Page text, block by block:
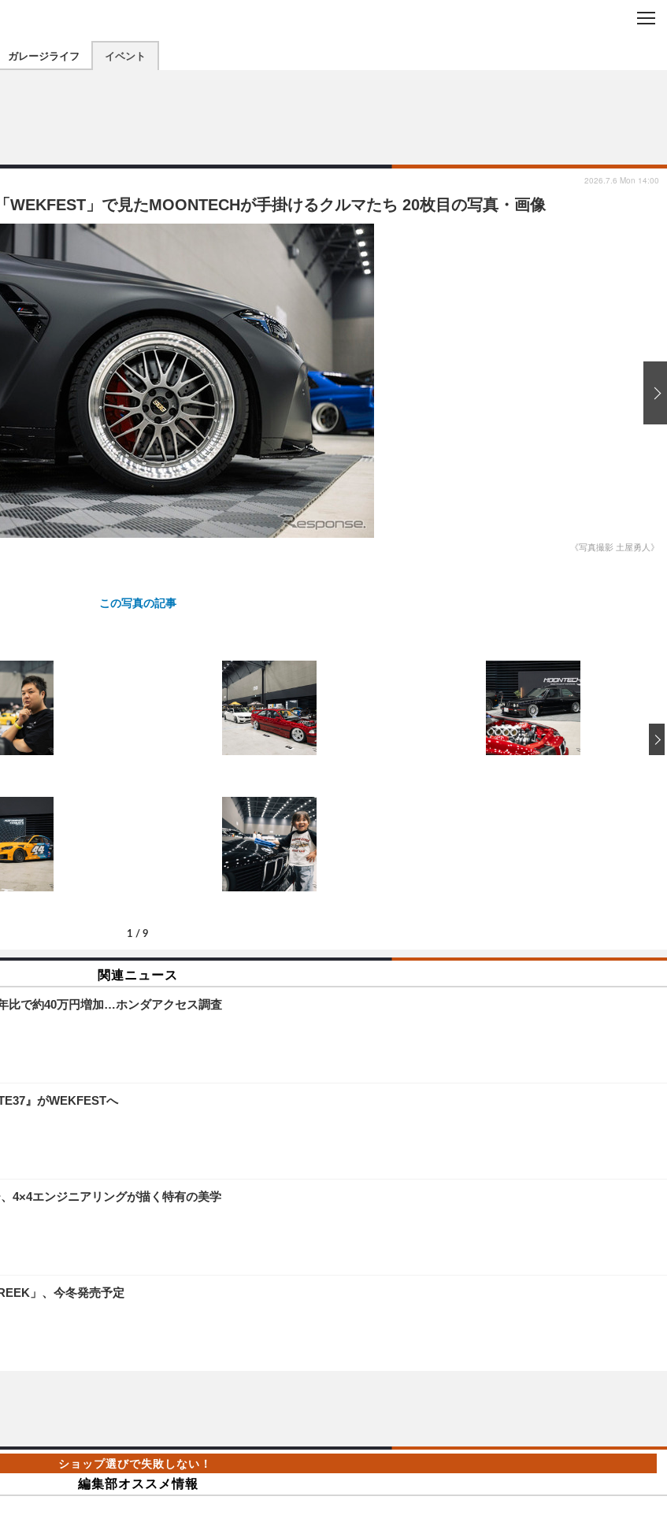
C
★厳選プロショップを地域から探す
北陸
沖縄
ストップ！不具合修理＆粗悪修理
コーティング
カーメーカー「旧車」関連プロジェクト
プロショップ検索
ガレージライフ イベント
」で見たMOONTECHが手掛けるクルマたち 20枚目の写真・画像
2026.7.6 Mon 14:00
《写真撮影 土屋勇人》
この写真の記事
1 / 9
関連ニュース
比で約40万円増加…ホンダアクセス調査
』がWEKFESTへ
4×4エンジニアリングが描く特有の美学
」、今冬発売予定
編集部オススメ情報